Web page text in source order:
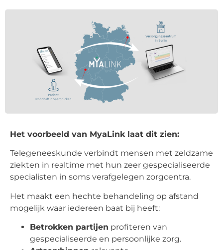
Het voorbeeld van MyaLink laat dit zien:
Telegeneeskunde verbindt mensen met zeldzame
ziekten in realtime met hun zeer gespecialiseerde
specialisten in soms verafgelegen zorgcentra.
Het maakt een hechte behandeling op afstand
mogelijk waar iedereen baat bij heeft:
Betrokken partijen profiteren van
gespecialiseerde en persoonlijke zorg.